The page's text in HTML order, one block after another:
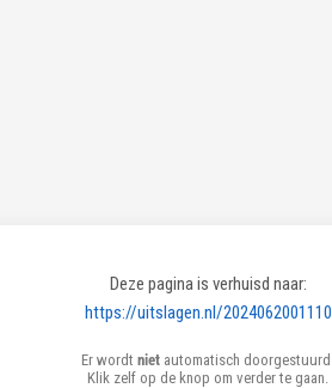
Deze pagina is verhuisd naar:
https://uitslagen.nl/2024062001110
Er wordt niet automatisch doorgestuurd.
Klik zelf op de knop om verder te gaan.